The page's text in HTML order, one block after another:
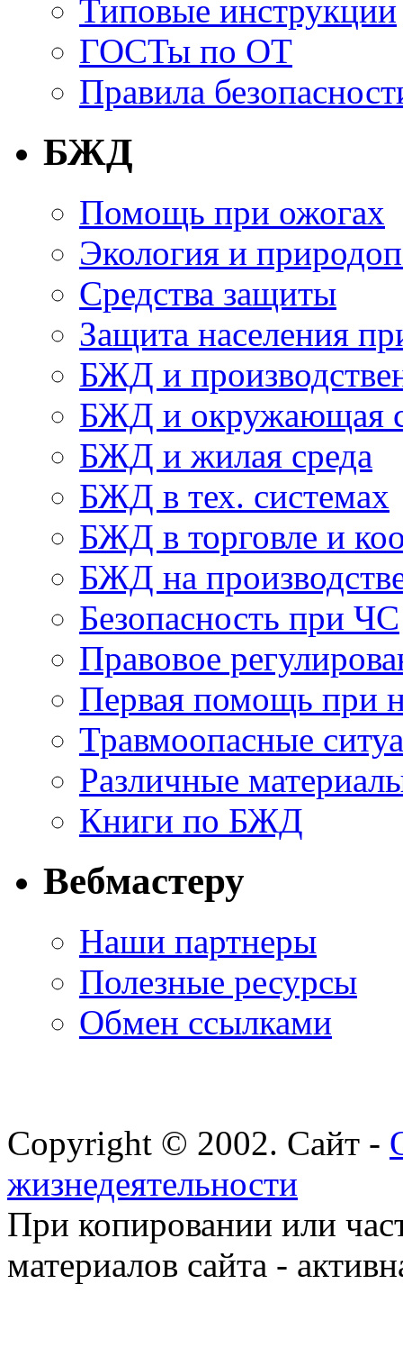
Типовые инструкции
ГОСТы по ОТ
Правила
БЖД
Помощь при ожогах
Экология и
Средства защиты
Защита населения
БЖД и
БЖД и окружающая
БЖД и жилая среда
БЖД в тех. системах
БЖД в торговле и
БЖД на
Безопасность при ЧС
Правовое
Первая помощь при
Травмоопасные
Различные
Книги по БЖД
Вебмастеру
Наши партнеры
Полезные ресурсы
Обмен ссылками
Copyright © 2002. Сайт -
жизнедеятельности
При копировании или
материалов сайта -